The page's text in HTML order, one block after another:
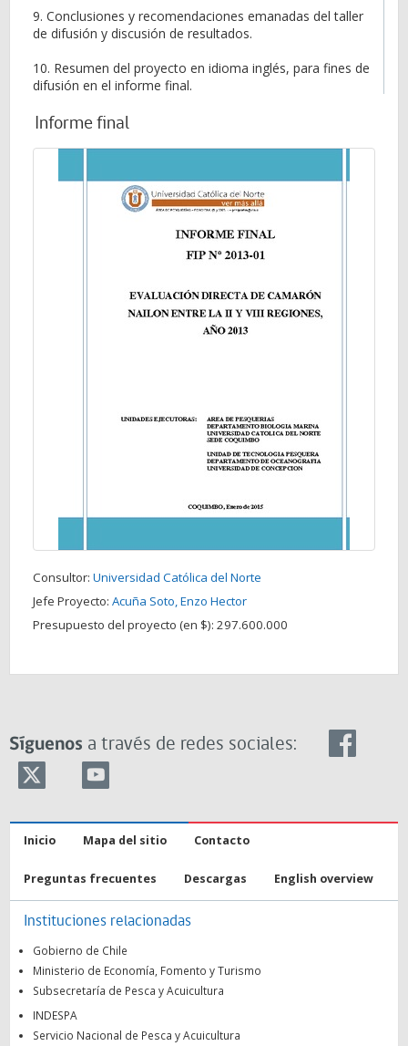
9. Conclusiones y recomendaciones emanadas del taller
de difusión y discusión de resultados.
10. Resumen del proyecto en idioma inglés, para fines de
difusión en el informe final.
Informe final
Consultor: Universidad Católica del Norte
Jefe Proyecto: Acuña Soto, Enzo Hector
Presupuesto del proyecto (en $): 297.600.000
Síguenos a través de redes sociales:
Inicio Mapa del sitio Contacto
Preguntas frecuentes Descargas English overview
Instituciones relacionadas
Gobierno de Chile
Ministerio de Economía, Fomento y Turismo
Subsecretaría de Pesca y Acuicultura
INDESPA
Servicio Nacional de Pesca y Acuicultura